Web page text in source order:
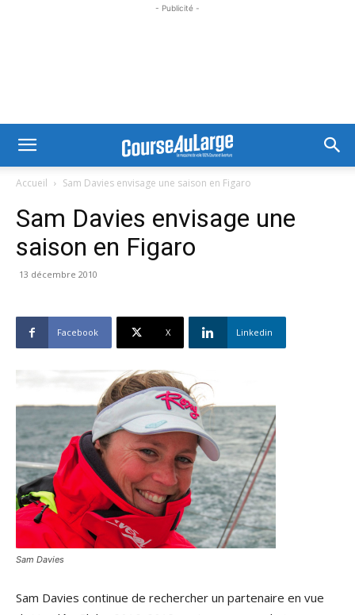
- Publicité -
Accueil Sam Davies envisage une saison en Figaro
Sam Davies envisage une
saison en Figaro
13 décembre 2010
Facebook X Linkedin
Sam Davies
Sam Davies continue de rechercher un partenaire en vue